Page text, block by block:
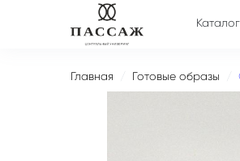
Каталог
Главная Готовые образы